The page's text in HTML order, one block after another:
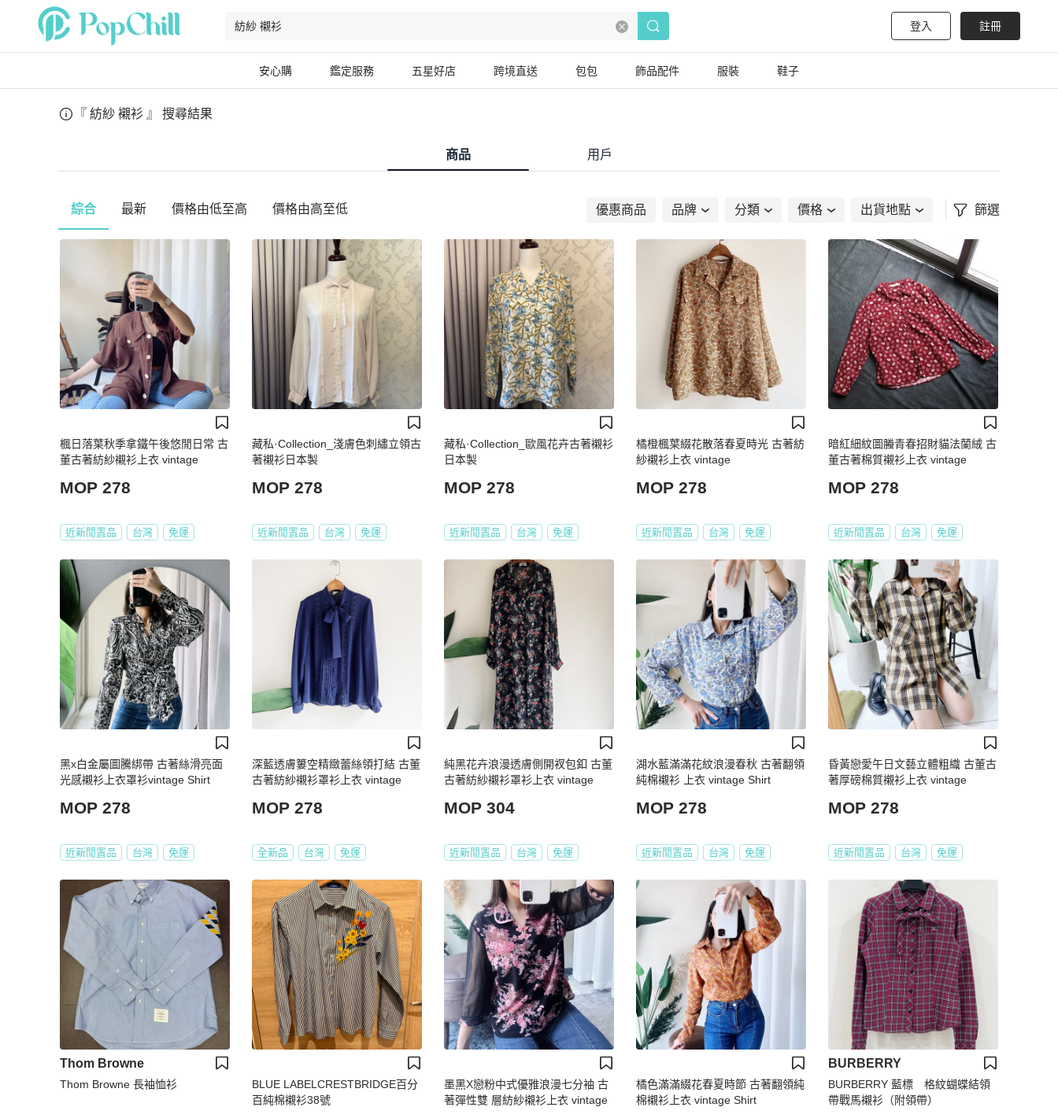
登入 註冊
安心購 鑑定服務 五星好店 跨境直送 包包 飾品配件 服裝 鞋子
『 紡紗 襯衫 』 搜尋結果
商品 用戶
綜合 最新 價格由低至高 價格由高至低 優惠商品 品牌 分類 價格 出貨地點 篩選
楓日落葉秋季拿鐵午後悠閒日常 古
董古著紡紗襯衫上衣 vintage
MOP 278
近新閒置品 台灣 免運
藏私·Collection_淺膚色刺繡立領古
著襯衫日本製
MOP 278
近新閒置品 台灣 免運
藏私·Collection_歐風花卉古著襯衫
日本製
MOP 278
近新閒置品 台灣 免運
橘橙楓葉綴花散落春夏時光 古著紡
紗襯衫上衣 vintage
MOP 278
近新閒置品 台灣 免運
暗紅細紋圖螣青春招財貓法蘭絨 古
董古著棉質襯衫上衣 vintage
MOP 278
近新閒置品 台灣 免運
黑x白金屬圖騰綁帶 古著絲滑亮面
光感襯衫上衣罩衫vintage Shirt
MOP 278
近新閒置品 台灣 免運
深藍透膚簍空精緻蕾絲領打結 古董
古著紡紗襯衫罩衫上衣 vintage
MOP 278
全新品 台灣 免運
純黑花卉浪漫透膚側開衩包釦 古董
古著紡紗襯衫罩衫上衣 vintage
MOP 304
近新閒置品 台灣 免運
湖水藍滿滿花紋浪漫春秋 古著翻領
純棉襯衫 上衣 vintage Shirt
MOP 278
近新閒置品 台灣 免運
昏黃戀愛午日文藝立體粗織 古董古
著厚磅棉質襯衫上衣 vintage
MOP 278
近新閒置品 台灣 免運
Thom Browne
Thom Browne 長袖恤衫
BLUE LABELCRESTBRIDGE百分
百純棉襯衫38號
墨黑X戀粉中式優雅浪漫七分袖 古
著彈性雙 層紡紗襯衫上衣 vintage
橘色滿滿綴花春夏時節 古著翻領純
棉襯衫上衣 vintage Shirt
BURBERRY
BURBERRY 藍標 格紋蝴蝶結領
帶戰馬襯衫（附領帶）